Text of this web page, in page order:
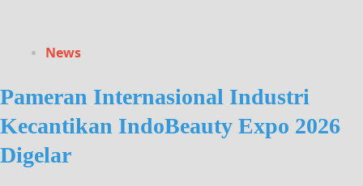
News
Pameran Internasional Industri
Kecantikan IndoBeauty Expo 2026
Digelar